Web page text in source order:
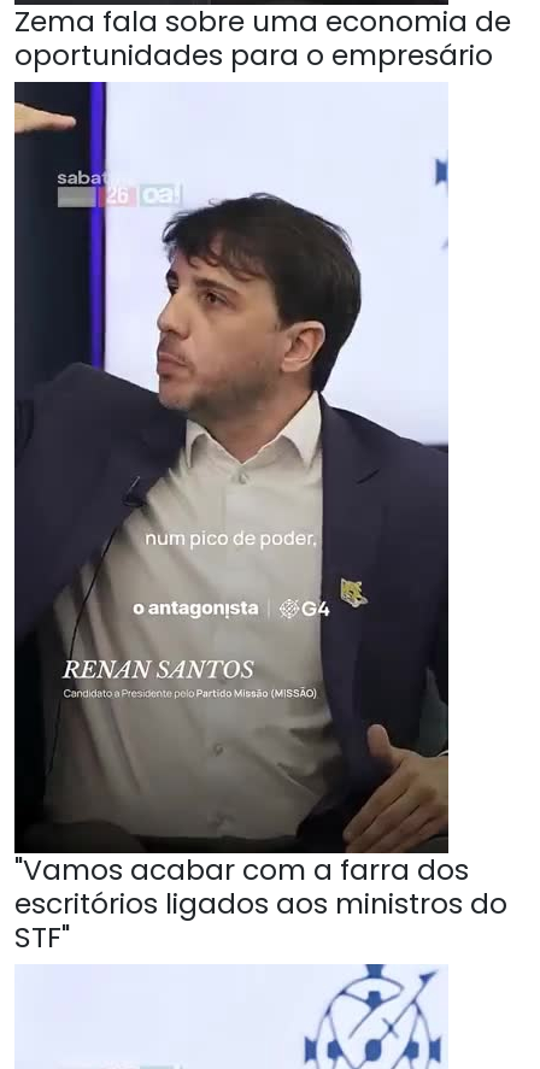
Zema fala sobre uma economia de
oportunidades para o empresário
"Vamos acabar com a farra dos
escritórios ligados aos ministros do
STF"